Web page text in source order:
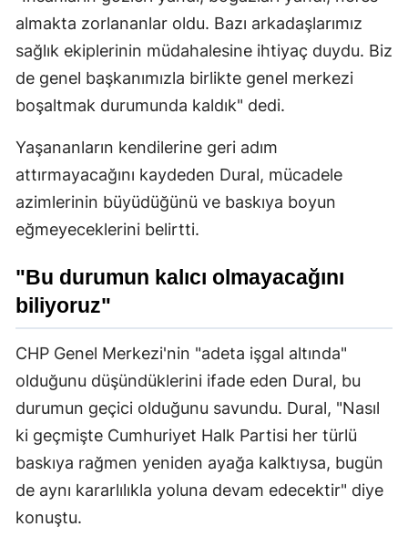
almakta zorlananlar oldu. Bazı arkadaşlarımız
sağlık ekiplerinin müdahalesine ihtiyaç duydu. Biz
de genel başkanımızla birlikte genel merkezi
boşaltmak durumunda kaldık" dedi.
Yaşananların kendilerine geri adım
attırmayacağını kaydeden Dural, mücadele
azimlerinin büyüdüğünü ve baskıya boyun
eğmeyeceklerini belirtti.
"Bu durumun kalıcı olmayacağını
biliyoruz"
CHP Genel Merkezi'nin "adeta işgal altında"
olduğunu düşündüklerini ifade eden Dural, bu
durumun geçici olduğunu savundu. Dural, "Nasıl
ki geçmişte Cumhuriyet Halk Partisi her türlü
baskıya rağmen yeniden ayağa kalktıysa, bugün
de aynı kararlılıkla yoluna devam edecektir" diye
konuştu.